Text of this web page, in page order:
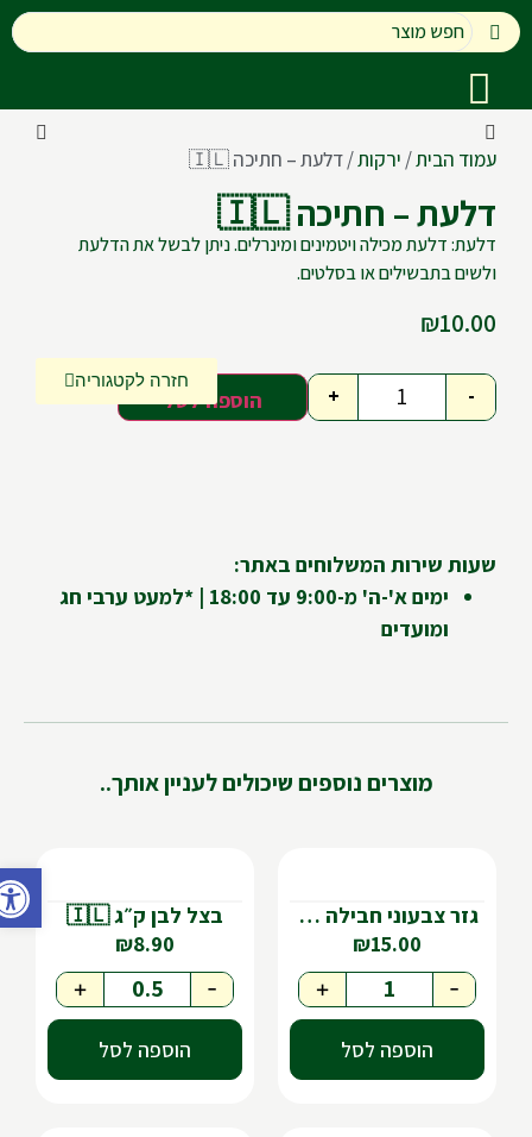
עמוד הבית/ ירקות/ דלעת – חתיכה 🇮🇱
דלעת – חתיכה 🇮🇱
דלעת: דלעת מכילה ויטמינים ומינרלים. ניתן לבשל את הדלעת
ולשים בתבשילים או בסלטים.
₪10.00
-
+ הוספה לסל
חזרה לקטגוריה
שעות שירות המשלוחים באתר:
ימים א'-ה' מ-9:00 עד 18:00 | *למעט ערבי חג
ומועדים
מוצרים נוספים שיכולים לעניין אותך..
גזר צבעוני חבילה 🇮🇱
₪15.00
-
+
הוספה לסל
בצל לבן ק״ג 🇮🇱
₪8.90
-
+
הוספה לסל
פתח